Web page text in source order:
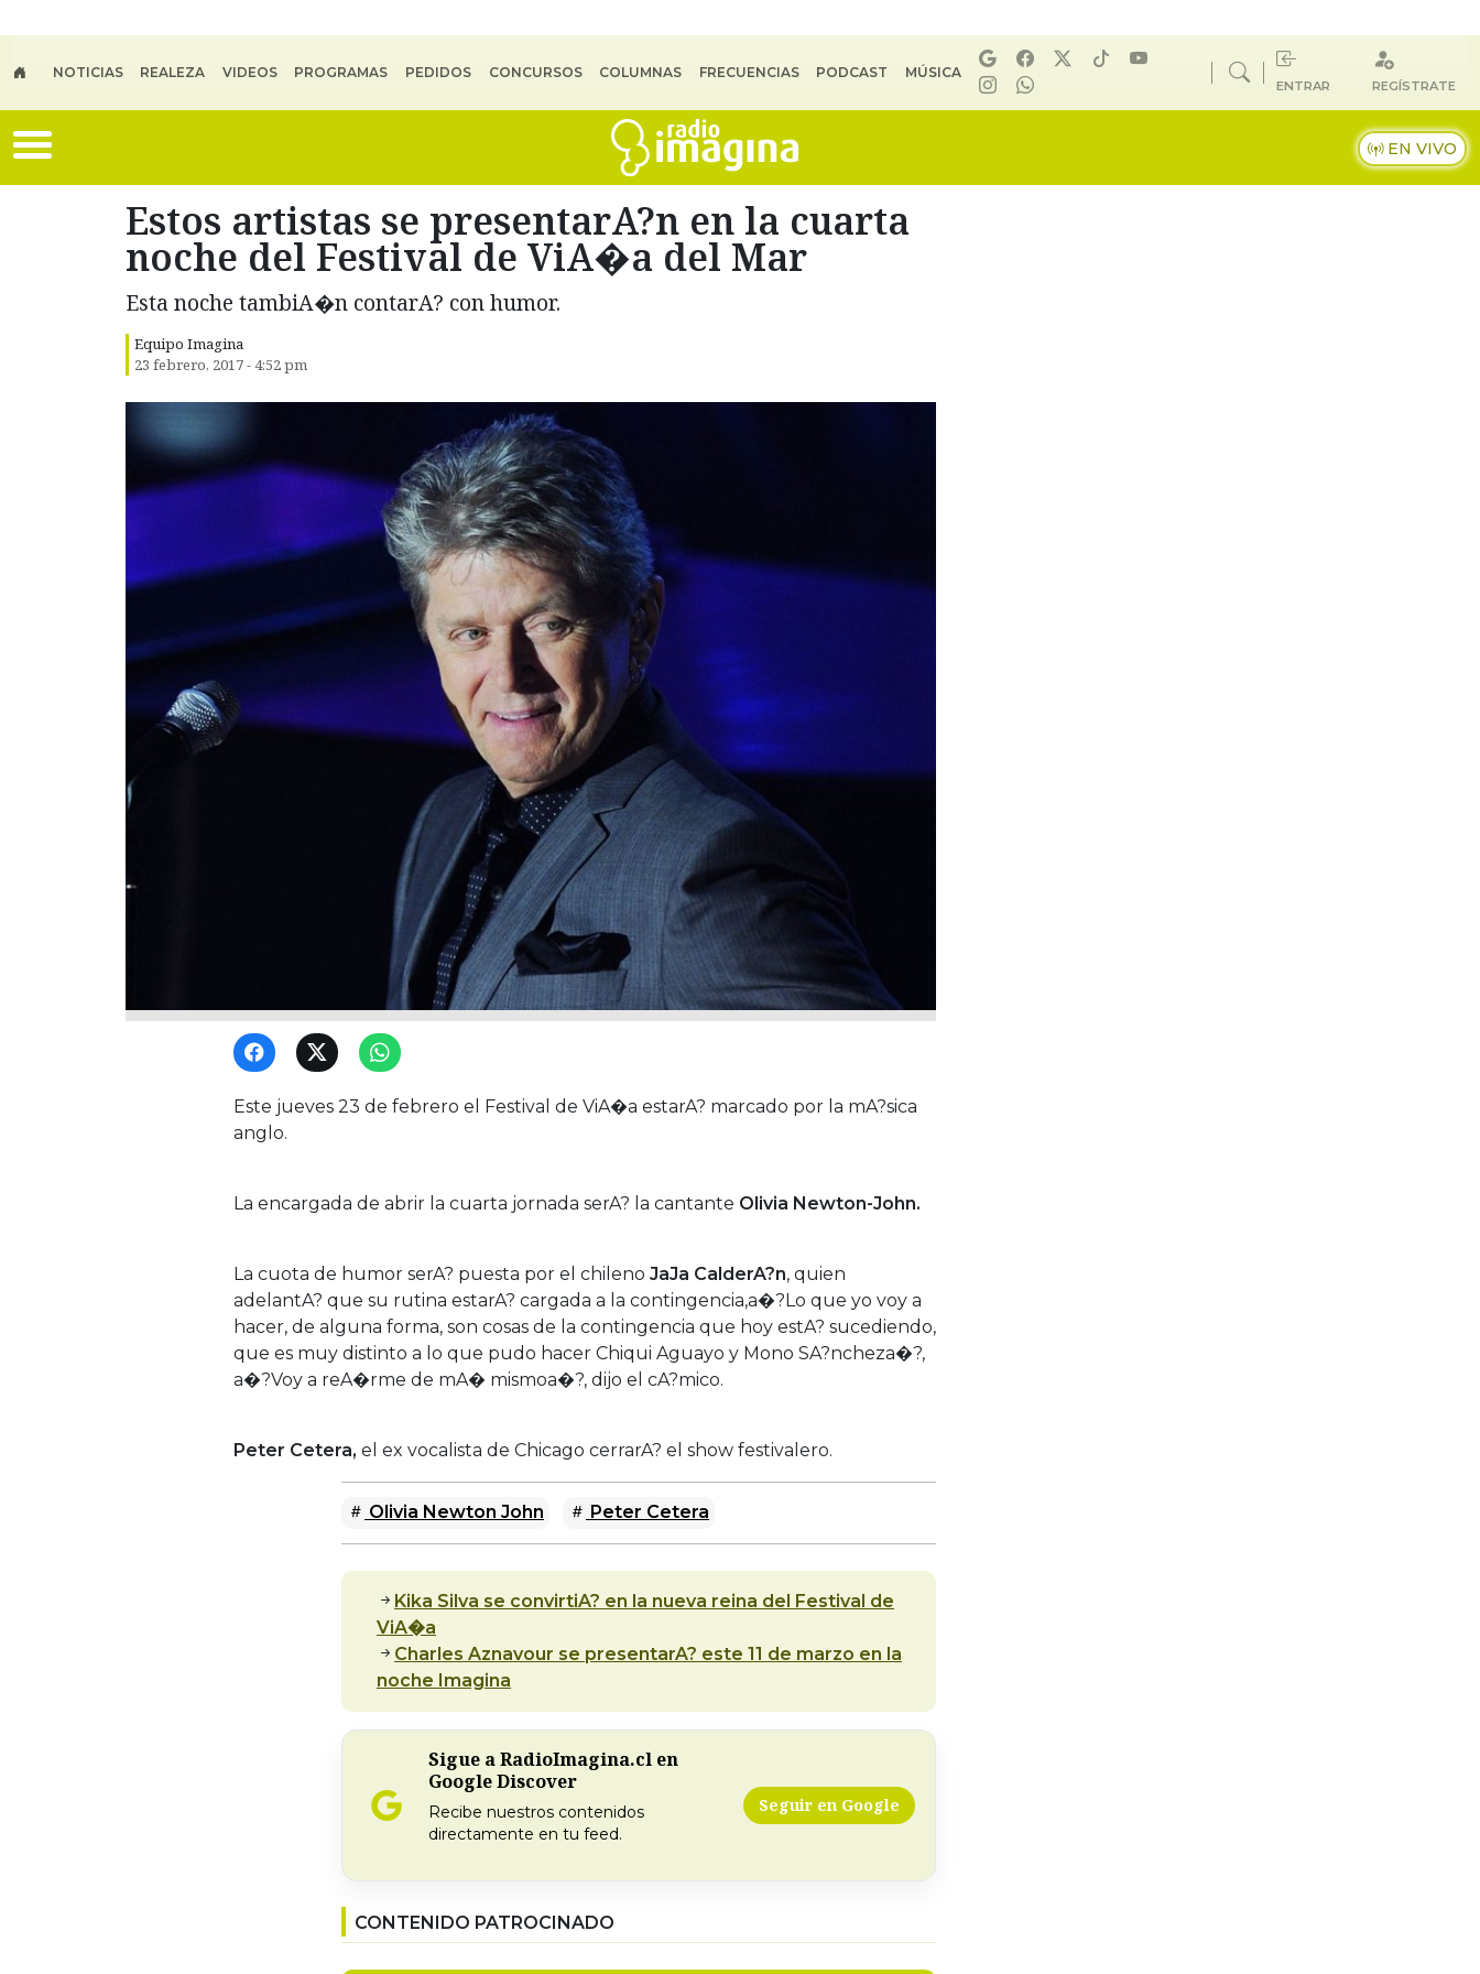
NOTICIAS REALEZA VIDEOS PROGRAMAS PEDIDOS CONCURSOS COLUMNAS FRECUENCIAS PODCAST MÚSICA
ENTRAR REGÍSTRATE
EN VIVO
Estos artistas se presentarA?n en la cuarta
noche del Festival de ViA�a del Mar
Esta noche tambiA�n contarA? con humor.
Equipo Imagina
23 febrero, 2017 - 4:52 pm
Este jueves 23 de febrero el Festival de ViA�a estarA? marcado por la mA?sica
anglo.
La encargada de abrir la cuarta jornada serA? la cantante Olivia Newton-John.
La cuota de humor serA? puesta por el chileno JaJa CalderA?n, quien
adelantA? que su rutina estarA? cargada a la contingencia,a�?Lo que yo voy a
hacer, de alguna forma, son cosas de la contingencia que hoy estA? sucediendo,
que es muy distinto a lo que pudo hacer Chiqui Aguayo y Mono SA?ncheza�?,
a�?Voy a reA�rme de mA� mismoa�?, dijo el cA?mico.
Peter Cetera, el ex vocalista de Chicago cerrarA? el show festivalero.
Olivia Newton John Peter Cetera
Kika Silva se convirtiA? en la nueva reina del Festival de
ViA�a
Charles Aznavour se presentarA? este 11 de marzo en la
noche Imagina
Sigue a RadioImagina.cl en
Google Discover
Recibe nuestros contenidos
directamente en tu feed.
Seguir en Google
CONTENIDO PATROCINADO